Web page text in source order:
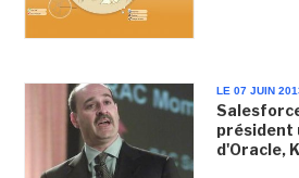
LE 07 JUIN
président
d'Oracle,